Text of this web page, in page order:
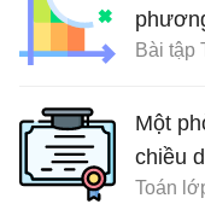
Bài tập
Một
chiều
cao
Toán